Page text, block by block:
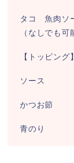
タコ 魚肉ソ
（なしでも可
【トッピング】
ソース
かつお節
青のり